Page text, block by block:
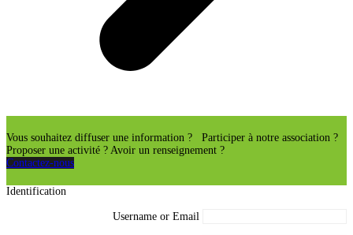
Vous souhaitez diffuser une information ? Participer à notre association ?
Proposer une activité ? Avoir un renseignement ?
Contactez-nous
Identification
Username or Email